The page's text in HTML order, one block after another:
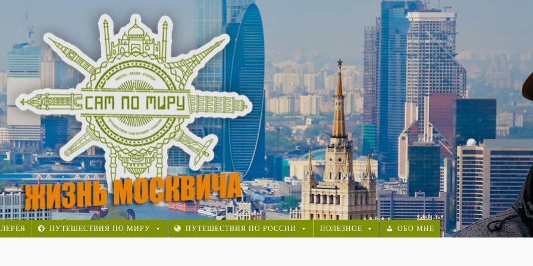
Реальная история.
ПУТЕШЕСТВИЯ ПО МИРУ ПУТЕШЕСТВИЯ ПО РОССИИ ПОЛЕЗНОЕ ОБО МНЕ